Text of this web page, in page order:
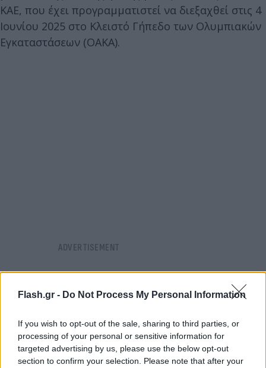
Flash.gr - Do Not Process My Personal Information
If you wish to opt-out of the sale, sharing to third parties, or
processing of your personal or sensitive information for
targeted advertising by us, please use the below opt-out
section to confirm your selection. Please note that after your
ΚΑΕ, που έχει προγραμματιστεί να διεξαχθεί στις 4
Ιουνίου 2025 στο Κλειστό Γήπεδο των Ολυμπιακών
Εγκαταστάσεων (ΟΑΚΑ).